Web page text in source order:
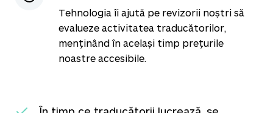
Tehnologia îi ajută pe revizorii noștri să
evalueze activitatea traducătorilor,
menținând în același timp prețurile
noastre accesibile.